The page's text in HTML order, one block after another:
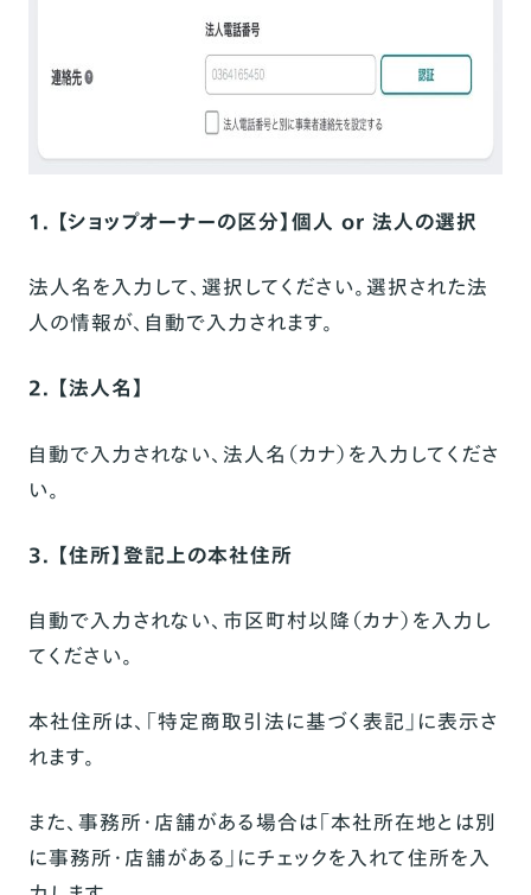
1. 【ショップオーナーの区分】個人 or 法人の選択
法人名を入力して、選択してください。選択された法
人の情報が、自動で入力されます。
2. 【法人名】
自動で入力されない、法人名（カナ）を入力してくださ
い。
3. 【住所】登記上の本社住所
自動で入力されない、市区町村以降（カナ）を入力し
てください。
本社住所は、「特定商取引法に基づく表記」に表示さ
れます。
また、事務所・店舗がある場合は「本社所在地とは別
に事務所・店舗がある」にチェックを入れて住所を入